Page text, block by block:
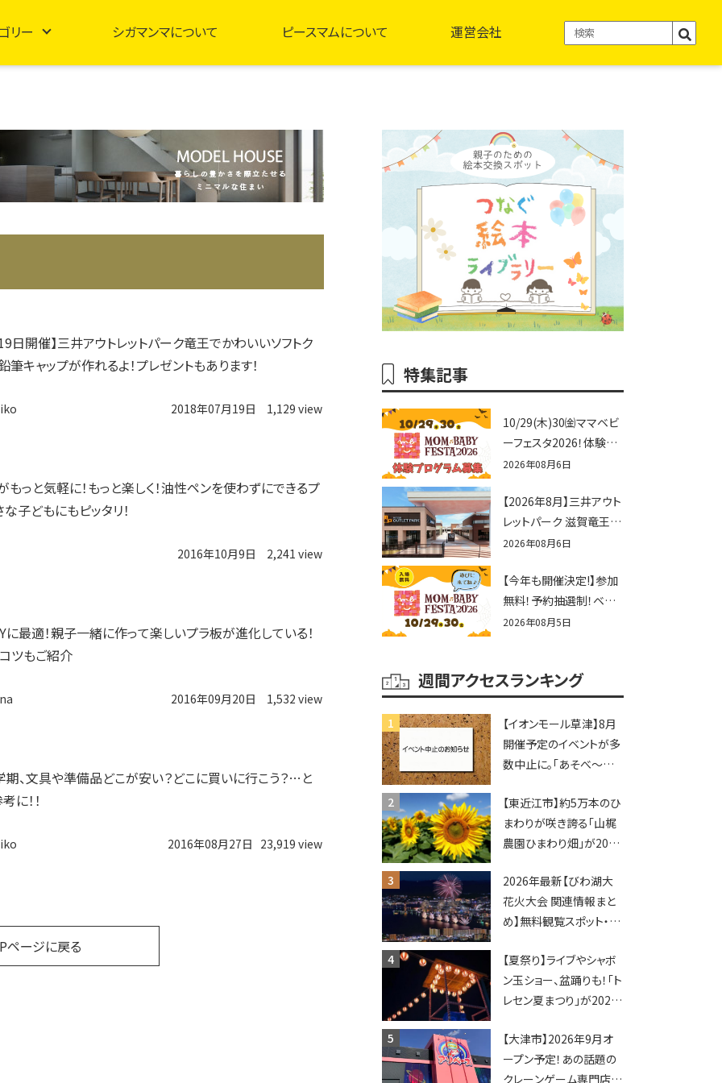
リー シガマンマについて ピースマムについて 運営会社
日開催】三井アウトレットパーク竜王でかわいいソフトク
筆キャップが作れるよ！プレゼントもあります！
2018年07月19日 1,129 view
もっと気軽に！もっと楽しく！油性ペンを使わずにできるプ
子どもにもピッタリ！
2016年10月9日 2,241 view
に最適！親子一緒に作って楽しいプラ板が進化している！
ツもご紹介
2016年09月20日 1,532 view
期、文具や準備品どこが安い？どこに買いに行こう？…と
に！！
2016年08月27日 23,919 view
ページに戻る
特集記事
10/29(木)30㈮ママベビ
ーフェスタ2026！体験プ
ログラム募集♪赤ちゃん
せんか？
2026年08月6日
【2026年8月】三井アウト
レットパーク 滋賀竜王の
夏休みイベントまとめ！
辛グルメ・フォトコンテス
トまで盛りだくさん！
2026年08月6日
【今年も開催決定!】参加
無料！予約抽選制！ベビ
ーファミリー必見☆入場
2026！親子で楽しもう
♪inピエリ守山
2026年08月5日
週間アクセスランキング
【イオンモール草津】8月
開催予定のイベントが多
数中止に。「あそべ〜る
ショーなど
【東近江市】約5万本のひ
まわりが咲き誇る「山梶
農園ひまわり畑」が2026
ポットやキッチンカーも
登場！何度も入園できる
フリーパスも販売★
2026年最新【びわ湖大
花火大会 関連情報まと
め】無料観覧スポット・同
ップ・交通規制に近隣施
設の駐車場情報なども
要チェック★
【夏祭り】ライブやシャボ
ン玉ショー、盆踊りも！「ト
レセン夏まつり」が2026
【大津市】2026年9月オ
ープン予定！あの話題の
クレーンゲーム専門店